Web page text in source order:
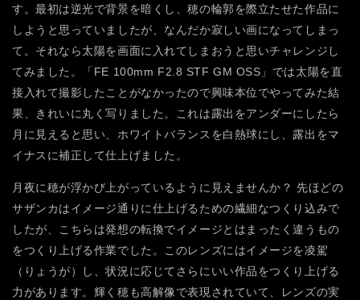
す。最初は逆光で背景を暗くし、穂の輪郭を際立たせた作品に
しようと思っていましたが、なんだか寂しい画になってしまっ
て。それなら太陽を画面に入れてしまおうと思いチャレンジし
てみました。「FE 100mm F2.8 STF GM OSS」では太陽を直
接入れて撮影したことがなかったので興味本位でやってみた結
果、きれいに丸く写りました。これは露出をアンダーにしたら
月に見えると思い、ホワイトバランスを白熱球にし、露出をマ
イナスに補正して仕上げました。
月夜に穂が浮かび上がっているように見えませんか？ 先ほどの
サザンカはイメージ通りに仕上げるための繊細なつくり込みで
したが、こちらは発想の転換でイメージとはまったく違うもの
をつくり上げる作業でした。このレンズにはイメージを凌駕
（りょうが）し、状況に応じてさらにいい作品をつくり上げる
力があります。輝く穂も高解像で表現されていて、レンズの実